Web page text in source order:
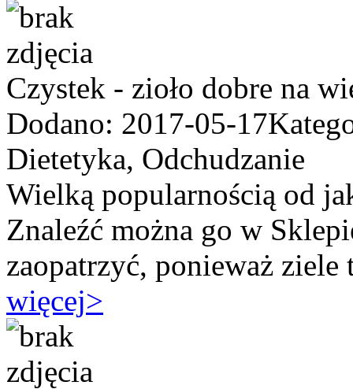
Czystek - zioło dobre na
Dodano: 2017-05-17
Dietetyka, Odchudzanie
Wielką popularnością od
Znaleźć można go w
zaopatrzyć, ponieważ
więcej>